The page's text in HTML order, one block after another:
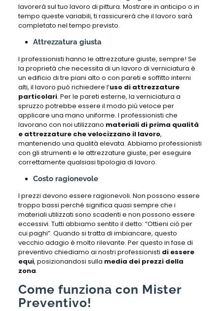
lavorerà sul tuo lavoro di pittura. Mostrare in anticipo o in
tempo queste variabili, ti rassicurerà che il lavoro sarà
completato nel tempo previsto.
Attrezzatura giusta
I professionisti hanno le attrezzature giuste, sempre! Se
la proprietà che necessita di un lavoro di verniciatura è
un edificio di tre piani alto o con pareti e soffitto interni
alti, il lavoro può richiedere l’uso di attrezzature
particolari. Per le pareti esterne, la verniciatura a
spruzzo potrebbe essere il modo più veloce per
applicare una mano uniforme. I professionisti che
lavorano con noi utilizzano materiali di prima qualità
e attrezzature che velocizzano il lavoro,
mantenendo una qualità elevata. Abbiamo professionisti
con gli strumenti e le attrezzature giuste, per eseguire
correttamente qualsiasi tipologia di lavoro.
Costo ragionevole
I prezzi devono essere ragionevoli. Non possono essere
troppo bassi perché significa quasi sempre che i
materiali utilizzati sono scadenti e non possono essere
eccessivi. Tutti abbiamo sentito il detto: “Ottieni ciò per
cui paghi”. Quando si tratta di imbiancare, questo
vecchio adagio è molto rilevante. Per questo in fase di
preventivo chiediamo ai nostri professionisti di essere
equi, posizionandosi sulla media dei prezzi della
zona.
Come funziona con Mister
Preventivo!